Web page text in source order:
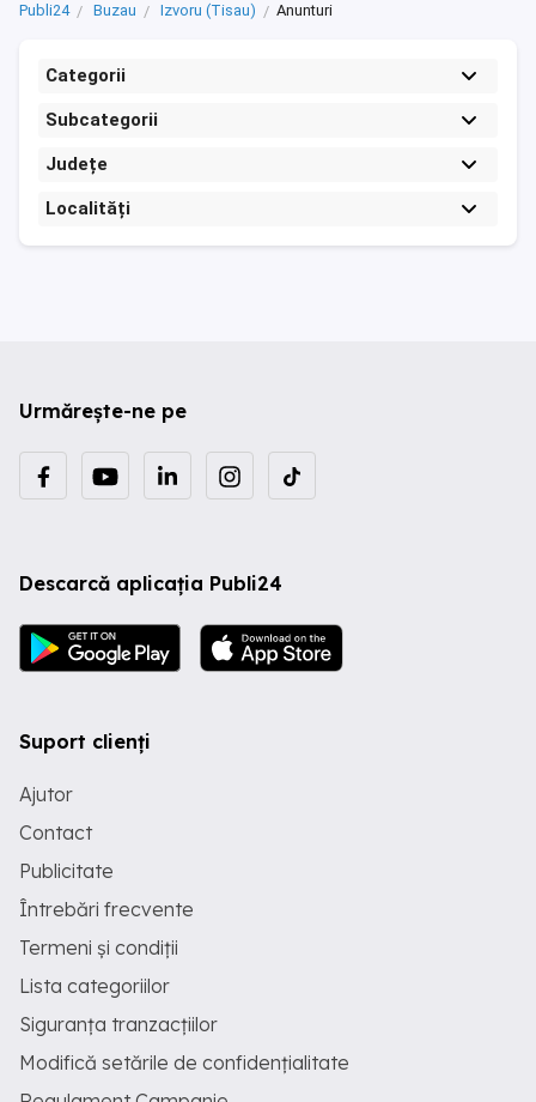
Publi24 Buzau Izvoru (Tisau) Anunturi
Categorii
Subcategorii
Județe
Localități
Urmărește-ne pe
Descarcă aplicația Publi24
Suport clienți
Ajutor
Contact
Publicitate
Întrebări frecvente
Termeni și condiții
Lista categoriilor
Siguranța tranzacțiilor
Modifică setările de confidențialitate